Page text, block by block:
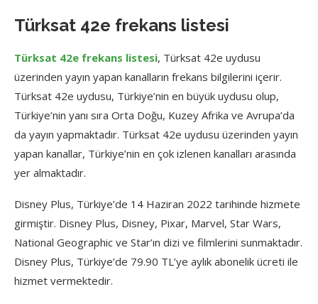
Türksat 42e frekans listesi
Türksat 42e frekans listesi, Türksat 42e uydusu
üzerinden yayın yapan kanalların frekans bilgilerini içerir.
Türksat 42e uydusu, Türkiye’nin en büyük uydusu olup,
Türkiye’nin yanı sıra Orta Doğu, Kuzey Afrika ve Avrupa’da
da yayın yapmaktadır. Türksat 42e uydusu üzerinden yayın
yapan kanallar, Türkiye’nin en çok izlenen kanalları arasında
yer almaktadır.
Disney Plus, Türkiye’de 14 Haziran 2022 tarihinde hizmete
girmiştir. Disney Plus, Disney, Pixar, Marvel, Star Wars,
National Geographic ve Star’ın dizi ve filmlerini sunmaktadır.
Disney Plus, Türkiye’de 79.90 TL’ye aylık abonelik ücreti ile
hizmet vermektedir.